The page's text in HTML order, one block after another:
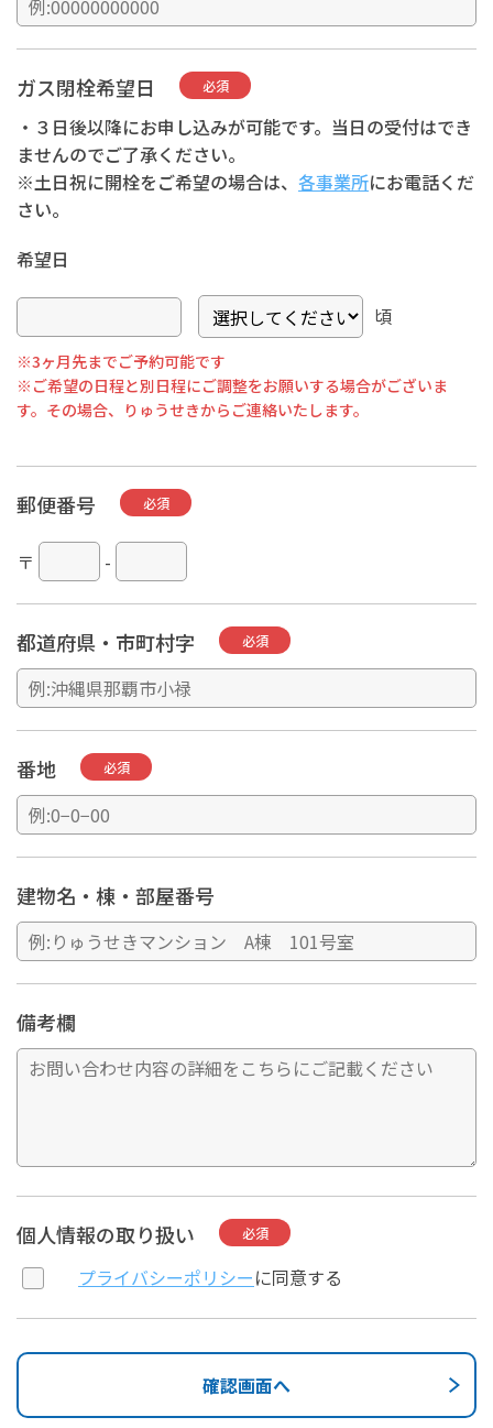
ガス閉栓希望日 必須
・３日後以降にお申し込みが可能です。当日の受付はでき
ませんのでご了承ください。
※土日祝に開栓をご希望の場合は、 各事業所にお電話くだ
さい。
希望日
頃
※3ヶ月先までご予約可能です
※ご希望の日程と別日程にご調整をお願いする場合がございま
す。その場合、りゅうせきからご連絡いたします。
郵便番号 必須
〒 -
都道府県・市町村字 必須
番地 必須
建物名・棟・部屋番号
備考欄
個人情報の取り扱い 必須
プライバシーポリシーに同意する